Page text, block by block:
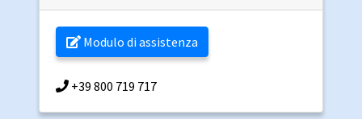
Modulo di assistenza
+39 800 719 717